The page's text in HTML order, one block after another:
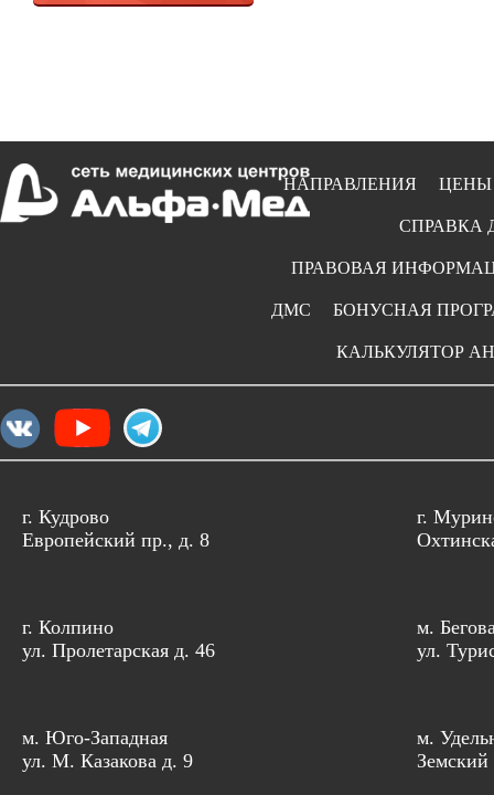
ЦЕНЫ
НАПРАВЛЕНИЯ
СПРАВКА
ПРАВОВАЯ
БОНУСНАЯ
ДМС
КАЛЬКУЛЯТОР
г. Кудрово
Европейский пр., д. 8
г.
г. Колпино
ул. Пролетарская д. 46
м.
ул.
м. Юго-Западная
ул. М. Казакова д. 9
м.
Земский